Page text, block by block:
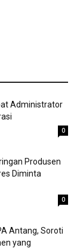
Administrator
0
Produsen
Diminta
0
Antang, Soroti
yang